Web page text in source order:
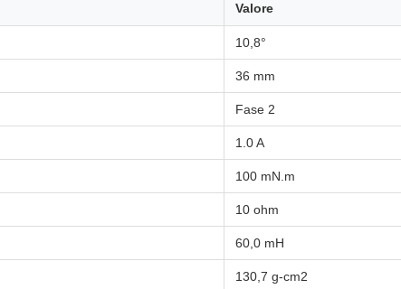
Valore
10,8°
36 mm
Fase 2
1.0 A
100 mN.m
10 ohm
60,0 mH
130,7 g-cm2